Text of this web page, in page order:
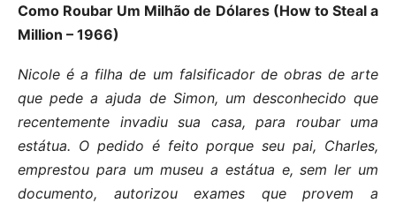
Como Roubar Um Milhão de Dólares (How to Steal a
Million – 1966)
Nicole é a filha de um falsificador de obras de arte
que pede a ajuda de Simon, um desconhecido que
recentemente invadiu sua casa, para roubar uma
estátua. O pedido é feito porque seu pai, Charles,
emprestou para um museu a estátua e, sem ler um
documento, autorizou exames que provem a